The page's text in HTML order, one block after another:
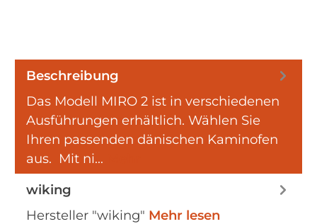
Beschreibung
Das Modell MIRO 2 ist in verschiedenen
Ausführungen erhältlich. Wählen Sie
Ihren passenden dänischen Kaminofen
aus. Mit ni…
wiking
Hersteller "wiking" Mehr lesen